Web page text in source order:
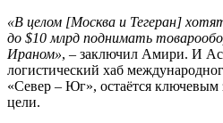
«В целом [Москва и Тегеран]
до $10 млрд поднимать
Ираном», – заключил Амири. И
логистический хаб
«Север – Юг», остаётся
цели.